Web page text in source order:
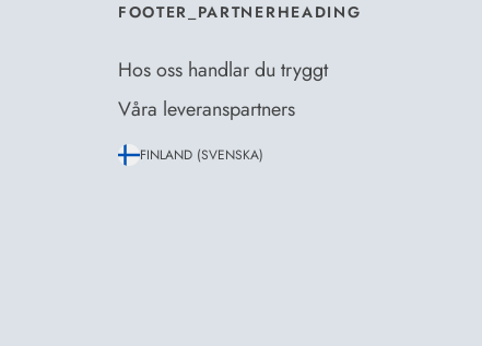
FOOTER_PARTNERHEADING
Hos oss handlar du tryggt
Våra leveranspartners
FINLAND (SVENSKA)